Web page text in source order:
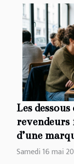
Les
d’une
Samedi 16 mai